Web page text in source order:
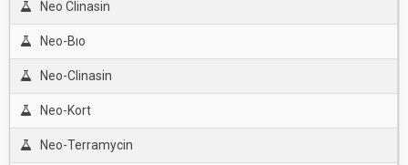
Neo Clinasin
Neo-Bıo
Neo-Clinasin
Neo-Kort
Neo-Terramycin